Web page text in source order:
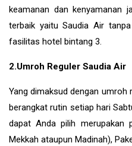
keamanan dan kenyamanan
terbaik yaitu Saudia Air
fasilitas hotel bintang 3.
2.Umroh Reguler Saudia Air
Yang dimaksud dengan umroh
berangkat rutin setiap hari
dapat Anda pilih
Mekkah ataupun Madinah),